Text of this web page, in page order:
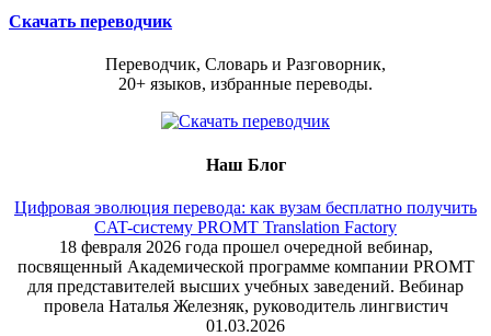
Скачать переводчик
Переводчик, Словарь и Разговорник,
20+ языков, избранные переводы.
Наш Блог
Цифровая эволюция перевода: как вузам бесплатно получить
CAT-систему PROMT Translation Factory
18 февраля 2026 года прошел очередной вебинар,
посвященный Академической программе компании PROMT
для представителей высших учебных заведений. Вебинар
провела Наталья Железняк, руководитель лингвистич
01.03.2026